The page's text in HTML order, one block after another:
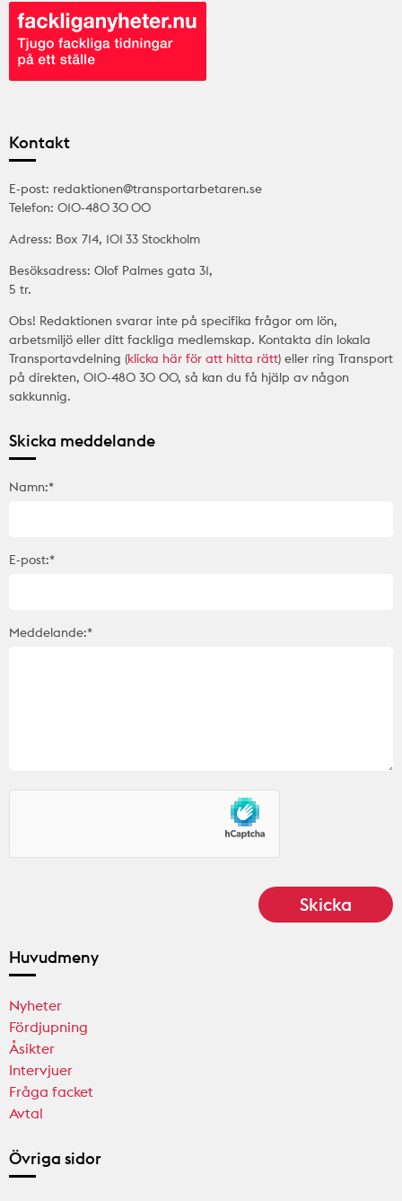
Kontakt
E-post: redaktionen@transportarbetaren.se
Telefon: 010-480 30 00
Adress: Box 714, 101 33 Stockholm
Besöksadress: Olof Palmes gata 31,
5 tr.
Obs! Redaktionen svarar inte på specifika frågor om lön,
arbetsmiljö eller ditt fackliga medlemskap. Kontakta din lokala
Transportavdelning (klicka här för att hitta rätt) eller ring Transport
på direkten, 010-480 30 00, så kan du få hjälp av någon
sakkunnig.
Skicka meddelande
Namn:*
E-post:*
Meddelande:*
Huvudmeny
Nyheter
Fördjupning
Åsikter
Intervjuer
Fråga facket
Avtal
Övriga sidor